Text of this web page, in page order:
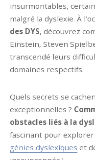
insurmontables,
malgré la dyslexie. À
des DYS, découvrez
Einstein, Steven
transcendé leurs
domaines respectifs.
Quels secrets se
exceptionnelles ?
obstacles liés à la
fascinant pour
génies dyslexiques et